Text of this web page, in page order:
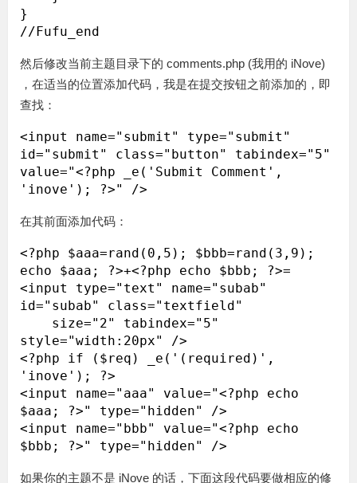
}
然后修改当前主题目录下的 comments.php (我用的 iNove)
，在适当的位置添加代码，我是在提交按钮之前添加的，即
查找：
<input name="submit" type="submit"
id="submit" class="button" tabindex="5"
value="<?php _e('Submit Comment',
在其前面添加代码：
<?php $aaa=rand(0,5); $bbb=rand(3,9);
echo $aaa; ?>+<?php echo $bbb; ?>=
<input type="text" name="subab"
id="subab" class="textfield"
style="width:20px" />
<?php if ($req) _e('(required)',
'inove'); ?>
<input name="aaa" value="<?php echo
$aaa; ?>" type="hidden" />
<input name="bbb" value="<?php echo
如果你的主题不是 iNove 的话，下面这段代码要做相应的修